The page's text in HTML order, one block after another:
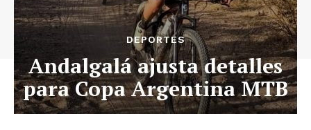
DEPORTES
Andalgalá ajusta detalles
para Copa Argentina MTB